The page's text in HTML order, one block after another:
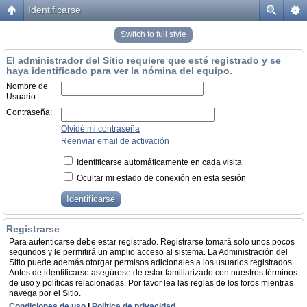
Identificarse
Switch to full style
El administrador del Sitio requiere que esté registrado y se
haya identificado para ver la nómina del equipo.
Nombre de
Usuario:
Contraseña:
Olvidé mi contraseña
Reenviar email de activación
Identificarse automáticamente en cada visita
Ocultar mi estado de conexión en esta sesión
Registrarse
Para autenticarse debe estar registrado. Registrarse tomará solo unos pocos
segundos y le permitirá un amplio acceso al sistema. La Administración del
Sitio puede además otorgar permisos adicionales a los usuarios registrados.
Antes de identificarse asegúrese de estar familiarizado con nuestros términos
de uso y políticas relacionadas. Por favor lea las reglas de los foros mientras
navega por el Sitio.